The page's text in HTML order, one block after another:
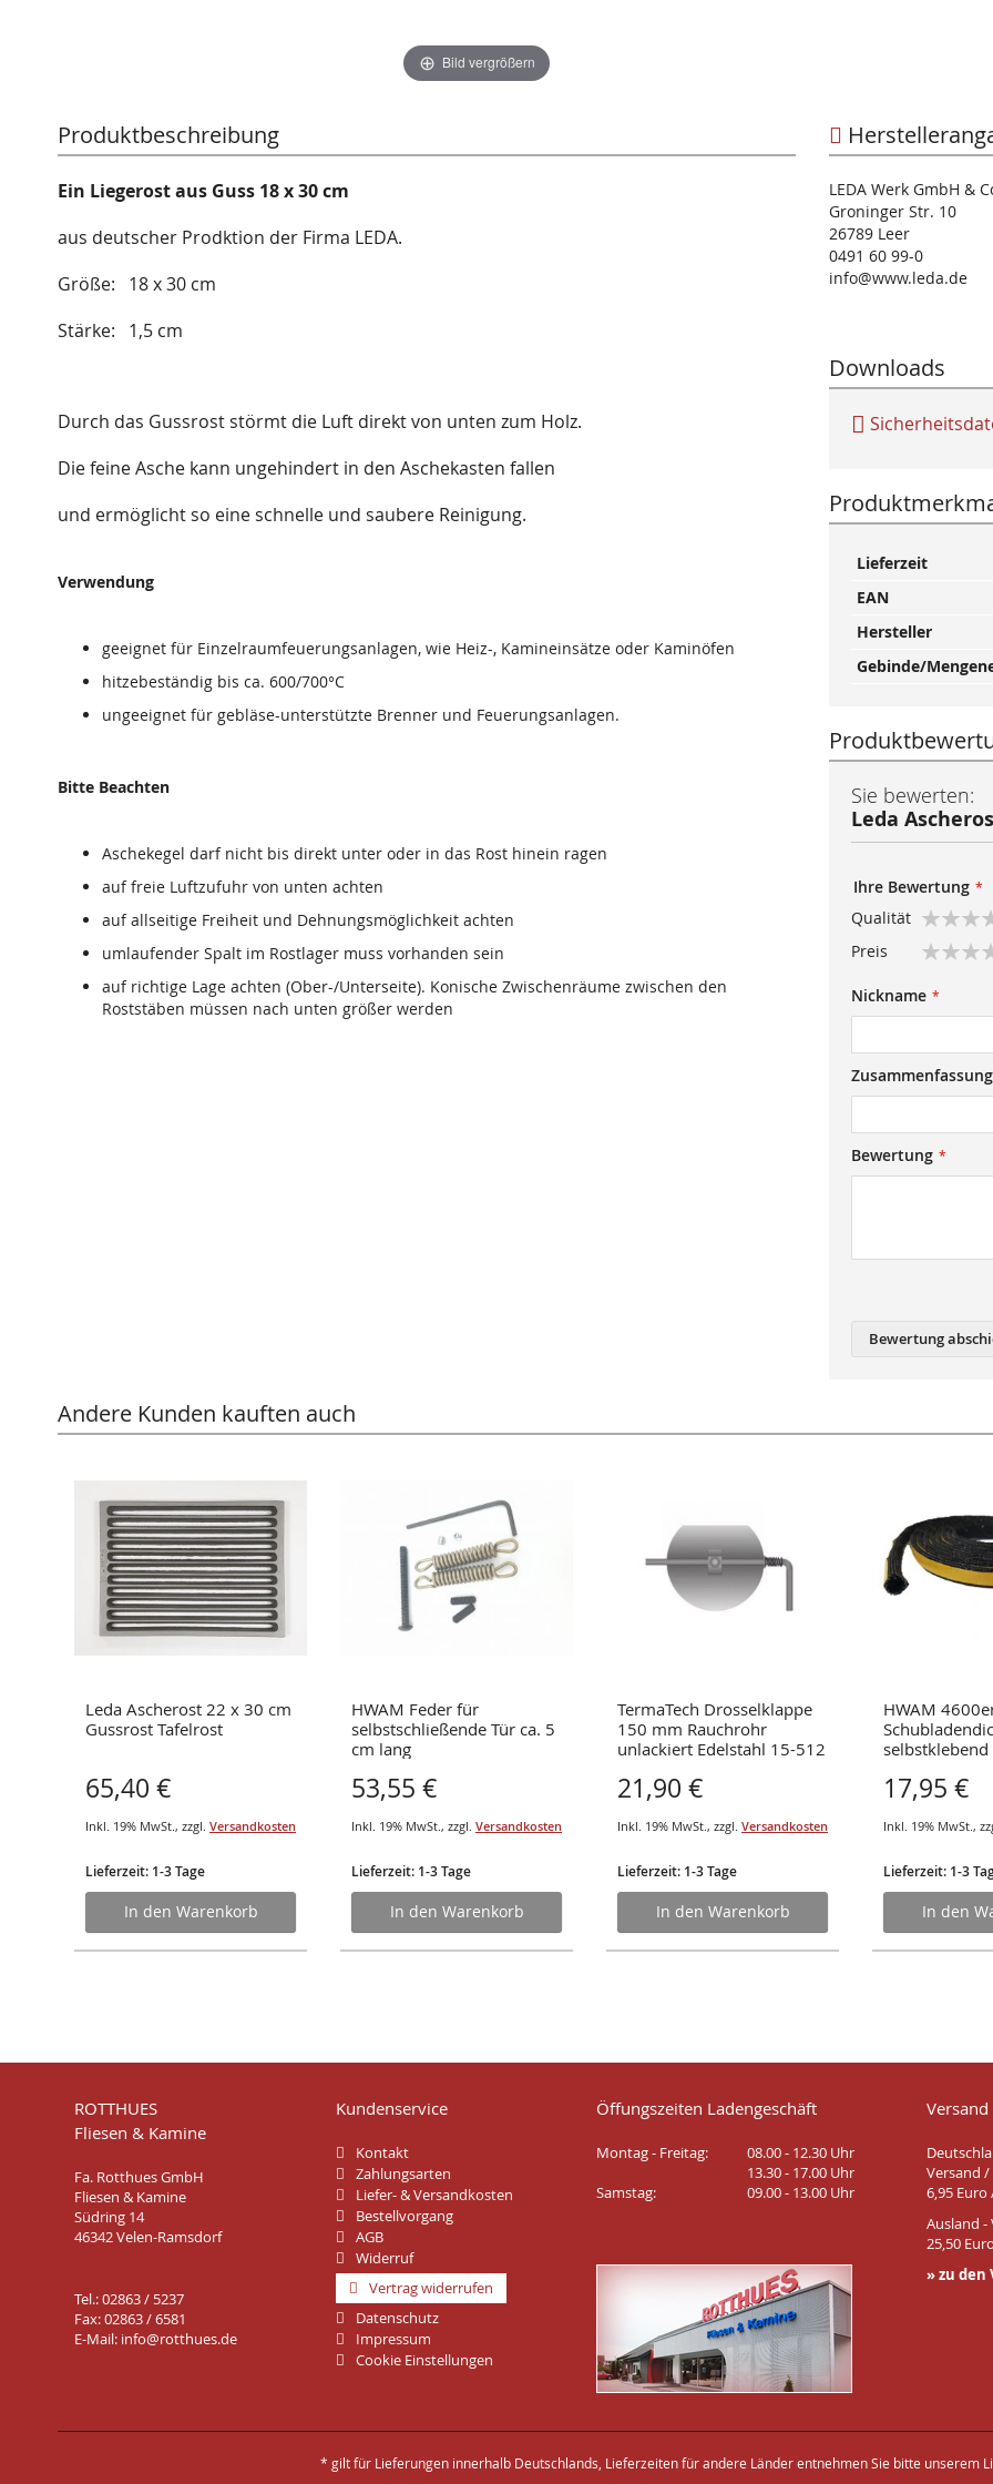
Bild vergrößern
Produktbeschreibung
Ein Liegerost aus Guss 18 x 30 cm
aus deutscher Prodktion der Firma LEDA.
Größe: 18 x 30 cm
Stärke: 1,5 cm
Durch das Gussrost störmt die Luft direkt von unten zum Holz.
Die feine Asche kann ungehindert in den Aschekasten fallen
und ermöglicht so eine schnelle und saubere Reinigung.
Verwendung
geeignet für Einzelraumfeuerungsanlagen, wie Heiz-, Kamineinsätze oder Kaminöfen
hitzebeständig bis ca. 600/700°C
ungeeignet für gebläse-unterstützte Brenner und Feuerungsanlagen.
Bitte Beachten
Aschekegel darf nicht bis direkt unter oder in das Rost hinein ragen
auf freie Luftzufuhr von unten achten
auf allseitige Freiheit und Dehnungsmöglichkeit achten
umlaufender Spalt im Rostlager muss vorhanden sein
auf richtige Lage achten (Ober-/Unterseite). Konische Zwischenräume zwischen den
Roststäben müssen nach unten größer werden
LEDA Werk GmbH &
Groninger Str. 10
26789 Leer
0491 60 99-0
info@www.leda.de
Downloads
Mehr
Lieferzeit
EAN
Hersteller
Gebinde/
Sie bewerten:
Leda
Ihre Bewertung
Qualität
star
stars
stars
stars
stars
Preis
star
stars
stars
stars
stars
Nickname
Zusammenfassung
Bewertung
Bewertung
Andere Kunden kauften auch
Leda Ascherost 22 x 30 cm
Gussrost Tafelrost
65,40 €
Inkl. 19% MwSt. , zzgl. Versandkosten
Lieferzeit: 1-3 Tage
In den Warenkorb
HWAM Feder für
selbstschließende Tür ca. 5
cm lang
53,55 €
Inkl. 19% MwSt. , zzgl. Versandkosten
Lieferzeit: 1-3 Tage
In den Warenkorb
TermaTech Drosselklappe
150 mm Rauchrohr
unlackiert Edelstahl 15-512
21,90 €
Inkl. 19% MwSt. , zzgl. Versandkosten
Lieferzeit: 1-3 Tage
In den Warenkorb
HWAM
selbstklebend
17,95 €
Inkl. 19% MwSt. ,
Lieferzeit: 1-3
In den
ROTTHUES
Fliesen & Kamine
Fa. Rotthues GmbH
Fliesen & Kamine
Südring 14
46342 Velen-Ramsdorf
Tel.: 02863 / 5237
Fax: 02863 / 6581
E-Mail: info@rotthues.de
Kundenservice
Kontakt
Zahlungsarten
Liefer- & Versandkosten
Bestellvorgang
AGB
Widerruf
Vertrag widerrufen
Datenschutz
Impressum
Cookie Einstellungen
Öffungszeiten Ladengeschäft
Montag - Freitag:
08.00 - 12.30 Uhr
13.30 - 17.00 Uhr
Samstag:
09.00 - 13.00 Uhr
Versand
Versand
6,95
Ausland -
25,50
» zu den
* gilt für Lieferungen innerhalb Deutschlands, Lieferzeiten für andere Länder entnehmen Sie bitte unserem